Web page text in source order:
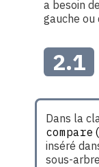
a besoin
gauche ou
2.1
Dans la
inséré
sous-